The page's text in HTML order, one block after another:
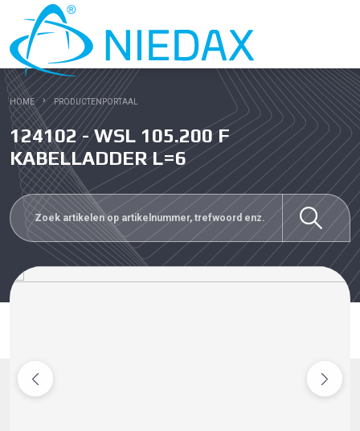
HOME PRODUCTENPORTAAL
124102 - WSL 105.200 F
KABELLADDER L=6